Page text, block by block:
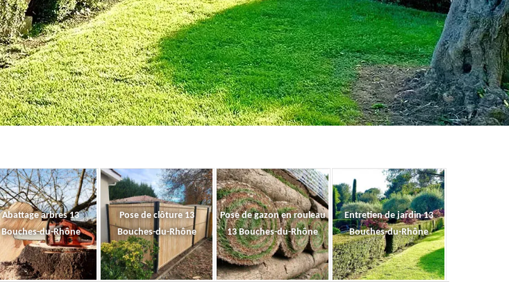
Abattage arbres 13
Bouches-du-Rhône
Pose de clôture 13
Bouches-du-Rhône
Pose de gazon en rouleau
13 Bouches-du-Rhône
Entretien de jardin 13
Bouches-du-Rhône